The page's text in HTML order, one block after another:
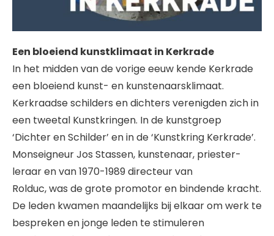
Een bloeiend kunstklimaat in Kerkrade
In het midden van de vorige eeuw kende Kerkrade
een bloeiend kunst- en kunstenaarsklimaat.
Kerkraadse schilders en dichters verenigden zich in
een tweetal Kunstkringen. In de kunstgroep
‘Dichter en Schilder’ en in de ‘Kunstkring Kerkrade’.
Monseigneur Jos Stassen, kunstenaar, priester-
leraar en van 1970-1989 directeur van
Rolduc, was de grote promotor en bindende kracht.
De leden kwamen maandelijks bij elkaar om werk te
bespreken en jonge leden te stimuleren